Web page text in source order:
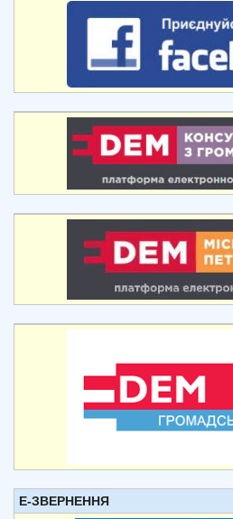
Е-ЗВЕРНЕННЯ